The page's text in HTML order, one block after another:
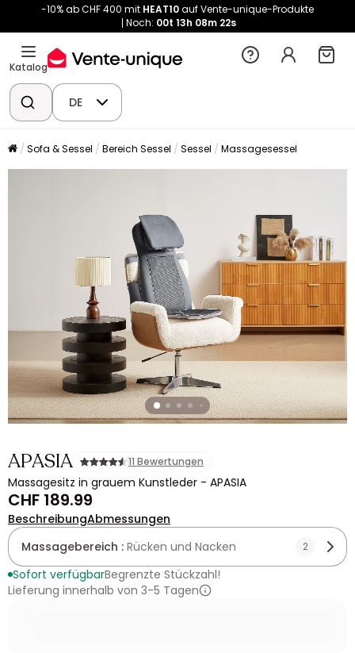
-10% ab CHF 400 mit HEAT10auf Vente-unique-Produkte
Noch: 00t 13h 08m 22s
Katalog
DE
Sofa & Sessel Bereich Sessel Sessel Massagesessel
APASIA 11 Bewertungen
Massagesitz in grauem Kunstleder - APASIA
CHF 189.99
BeschreibungAbmessungen
Massagebereich : Rücken und Nacken 2
Sofort verfügbarBegrenzte Stückzahl!
Lieferung innerhalb von 3-5 Tagen